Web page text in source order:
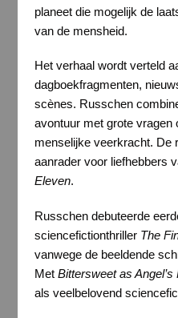
planeet die mogelijk de
van de mensheid.
Het verhaal wordt verteld
dagboekfragmenten,
scènes. Russchen
avontuur met grote vragen
menselijke veerkracht. De
aanrader voor liefhebbers
Eleven.
Russchen debuteerde
sciencefictionthriller The
vanwege de beeldende
Met Bittersweet as Angel’s
als veelbelovend